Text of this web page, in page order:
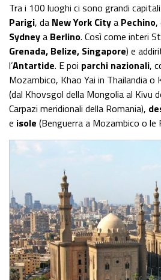
Tra i 100 luoghi ci sono grandi
Parigi, da New York Citya Pechino,
Sydneya Berlino. Così come interi
Grenada, Belize, Singapore) e
l’Antartide. E poi parchi nazionali,
Mozambico, Khao Yai in Thailandia o
(dal Khovsgol della Mongolia al Kivu
Carpazi meridionali della Romania),
e isole (Benguerra a Mozambico o le